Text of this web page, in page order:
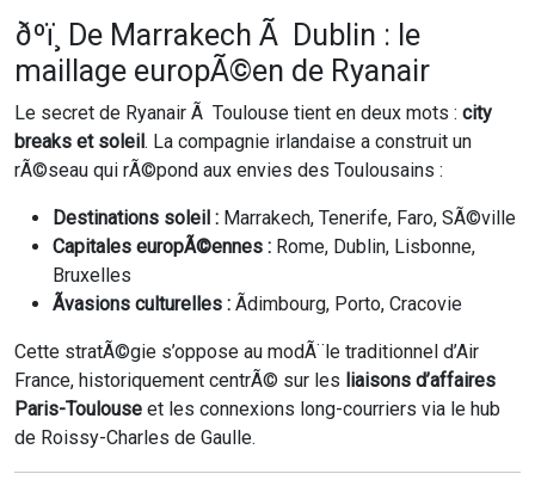
ðºï¸ De Marrakech Ã Dublin : le
maillage europÃ©en de Ryanair
Le secret de Ryanair Ã Toulouse tient en deux mots : city
breaks et soleil . La compagnie irlandaise a construit un
rÃ©seau qui rÃ©pond aux envies des Toulousains :
Destinations soleil : Marrakech, Tenerife, Faro, SÃ©ville
Capitales europÃ©ennes : Rome, Dublin, Lisbonne,
Bruxelles
Ãvasions culturelles : Ãdimbourg, Porto, Cracovie
Cette stratÃ©gie s’oppose au modÃ¨le traditionnel d’Air
France, historiquement centrÃ© sur les liaisons d’affaires
Paris-Toulouse et les connexions long-courriers via le hub
de Roissy-Charles de Gaulle.